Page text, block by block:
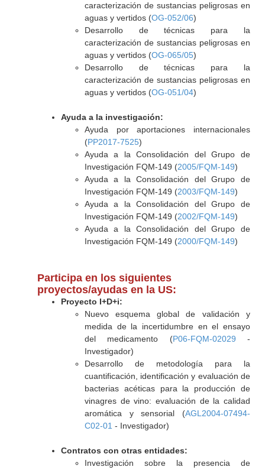
caracterización de sustancias peligrosas en
aguas y vertidos (OG-052/06)
Desarrollo de técnicas para la
caracterización de sustancias peligrosas en
aguas y vertidos (OG-065/05)
Desarrollo de técnicas para la
caracterización de sustancias peligrosas en
aguas y vertidos (OG-051/04)
Ayuda a la investigación:
Ayuda por aportaciones internacionales
(PP2017-7525)
Ayuda a la Consolidación del Grupo de
Investigación FQM-149 (2005/FQM-149)
Ayuda a la Consolidación del Grupo de
Investigación FQM-149 (2003/FQM-149)
Ayuda a la Consolidación del Grupo de
Investigación FQM-149 (2002/FQM-149)
Ayuda a la Consolidación del Grupo de
Investigación FQM-149 (2000/FQM-149)
Participa en los siguientes
proyectos/ayudas en la US:
Proyecto I+D+i:
Nuevo esquema global de validación y
medida de la incertidumbre en el ensayo
del medicamento (P06-FQM-02029 -
Investigador)
Desarrollo de metodología para la
cuantificación, identificación y evaluación de
bacterias acéticas para la producción de
vinagres de vino: evaluación de la calidad
aromática y sensorial (AGL2004-07494-
C02-01 - Investigador)
Contratos con otras entidades:
Investigación sobre la presencia de